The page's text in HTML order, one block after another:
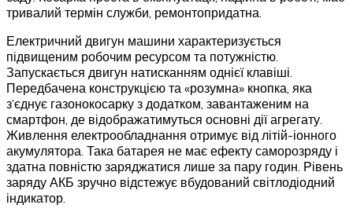
тривалий термін служби, ремонтопридатна.
Електричний двигун машини характеризується
підвищеним робочим ресурсом та потужністю.
Запускається двигун натисканням однієї клавіші.
Передбачена конструкцією та «розумна» кнопка, яка
з’єднує газонокосарку з додатком, завантаженим на
смартфон, де відображатимуться основні дії агрегату.
Живлення електрообладнання отримує від літій-іонного
акумулятора. Така батарея не має ефекту саморозряду і
здатна повністю заряджатися лише за пару годин. Рівень
заряду АКБ зручно відстежує вбудований світлодіодний
індикатор.